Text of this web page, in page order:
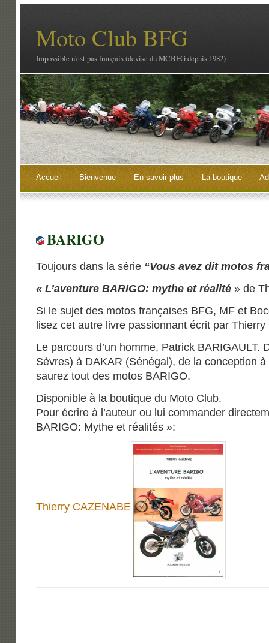
Moto Club BFG
Impossible n'est pas français (devise du MCBFG depuis 1982)
Accueil Bienvenue En savoir plus La boutique
BARIGO
Toujours dans la série“Vous avez dit motos
« L’aventure BARIGO: mythe et réalité» de
Si le sujet des motos françaises BFG, MF et
lisez cet autre livre passionnant écrit par
Le parcours d’un homme, Patrick BARIGAULT.
Sèvres) à DAKAR (Sénégal), de la conception
saurez tout des motos BARIGO.
Disponible à la boutique du Moto Club.
Pour écrire à l’auteur ou lui commander
BARIGO: Mythe et réalités »:
Thierry CAZENABE